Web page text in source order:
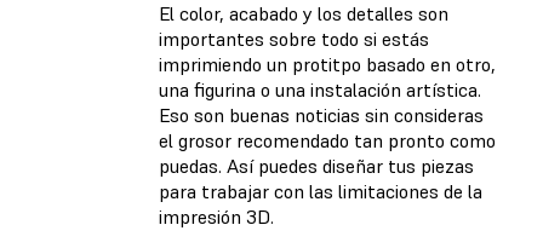
El color, acabado y los detalles son
importantes sobre todo si estás
imprimiendo un protitpo basado en otro,
una figurina o una instalación artística.
Eso son buenas noticias sin consideras
el grosor recomendado tan pronto como
puedas. Así puedes diseñar tus piezas
para trabajar con las limitaciones de la
impresión 3D.